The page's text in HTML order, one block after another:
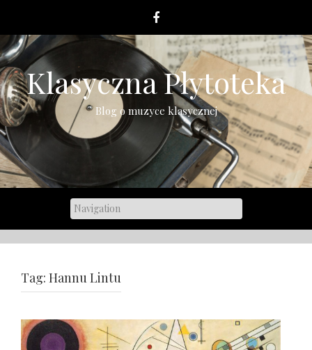
content
Klasyczna Płytoteka
Blog o muzyce klasycznej
Tag: Hannu Lintu